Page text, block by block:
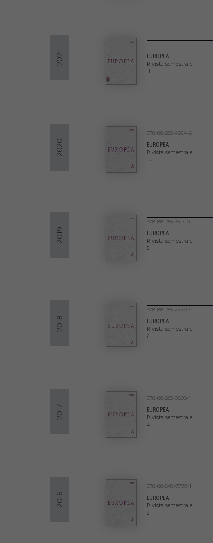
2021
-
EUROPEA
Rivista semestrale
11
2020
978-88-255-4024-6
EUROPEA
Rivista semestrale
10
2019
978-88-255-3317-0
EUROPEA
Rivista semestrale
8
2018
978-88-255-2220-4
EUROPEA
Rivista semestrale
6
2017
978-88-255-0890-1
EUROPEA
Rivista semestrale
4
2016
978-88-548-9799-1
EUROPEA
Rivista semestrale
2